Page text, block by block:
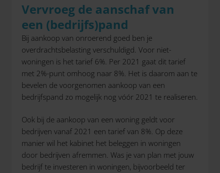
Vervroeg de aanschaf van
een (bedrijfs)pand
Bij aankoop van onroerend goed ben je
overdrachtsbelasting verschuldigd. Voor niet-
woningen is het tarief 6%. Per 2021 gaat dit tarief
met 2%-punt omhoog naar 8%. Het is daarom aan te
bevelen de voorgenomen aankoop van een
bedrijfspand zo mogelijk nog vóór 2021 te realiseren.
Ook bij de aankoop van een woning geldt voor
bedrijven vanaf 2021 een tarief van 8%. Op deze
manier wil het kabinet het beleggen in woningen
door bedrijven afremmen. Was je van plan met jouw
bedrijf te investeren in woningen, bijvoorbeeld ter